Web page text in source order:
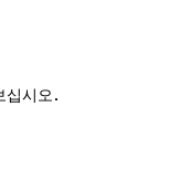
십시오.